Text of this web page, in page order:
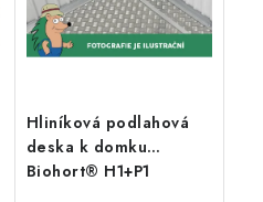
Hliníková podlahová
deska k domku
Biohort® H1+P1